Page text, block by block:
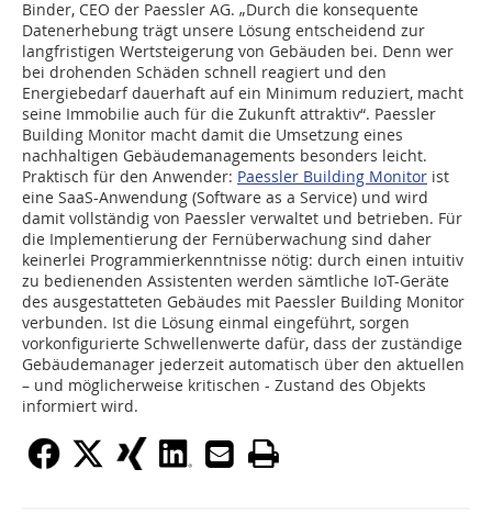
Binder, CEO der Paessler AG. „Durch die konsequente
Datenerhebung trägt unsere Lösung entscheidend zur
langfristigen Wertsteigerung von Gebäuden bei. Denn wer
bei drohenden Schäden schnell reagiert und den
Energiebedarf dauerhaft auf ein Minimum reduziert, macht
seine Immobilie auch für die Zukunft attraktiv“. Paessler
Building Monitor macht damit die Umsetzung eines
nachhaltigen Gebäudemanagements besonders leicht.
Praktisch für den Anwender: Paessler Building Monitor ist
eine SaaS-Anwendung (Software as a Service) und wird
damit vollständig von Paessler verwaltet und betrieben. Für
die Implementierung der Fernüberwachung sind daher
keinerlei Programmierkenntnisse nötig: durch einen intuitiv
zu bedienenden Assistenten werden sämtliche IoT-Geräte
des ausgestatteten Gebäudes mit Paessler Building Monitor
verbunden. Ist die Lösung einmal eingeführt, sorgen
vorkonfigurierte Schwellenwerte dafür, dass der zuständige
Gebäudemanager jederzeit automatisch über den aktuellen
– und möglicherweise kritischen - Zustand des Objekts
informiert wird.